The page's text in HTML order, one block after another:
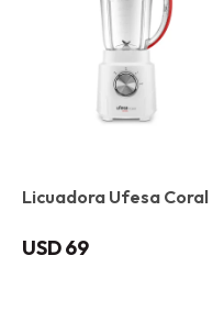
Licuadora Ufesa Coral
USD69